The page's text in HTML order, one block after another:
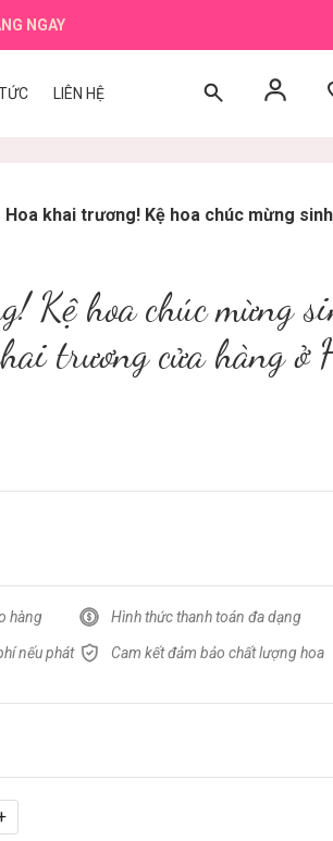
NGAY
LIÊN HỆ
Hoa khai trương! Kệ hoa chúc mừng sinh
Kệ hoa chúc mừng
trương cửa hàng ở
hàng Hình thức thanh toán đa dạng
nếu phát
Cam kết đảm bảo chất lượng hoa